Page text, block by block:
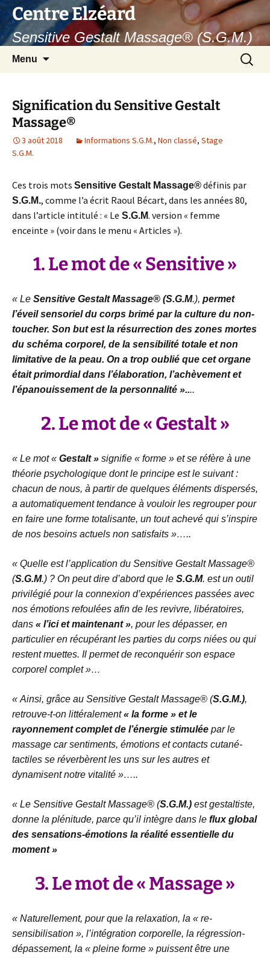
Aller
contenu
Centre Elzéard
Sensitive Gestalt Massage® (S.G.M.)
Menu
Signification du Sensitive Gestalt
Massage®
3 août 2018 Informations S.G.M., Non classé, Stage
S.G.M.
Ces trois mots Sensitive Gestalt Massage®définis par
S.G.M., comme l’a écrit Raoul Bécart, dans les années 80,
dans l’article intitulé : « Le S.G.M. version « femme
enceinte » (voir dans le menu « Articles »).
1. Le mot de «Sensitive »
« Le Sensitive Gestalt Massage® (S.G.M.), permet
l’éveil sensoriel du corps brimé par la culture du non-
toucher. Son but est la résurrection des zones mortes
du schéma corporel, de la sensibilité totale et non
limitative de la peau. On a trop oublié que cet organe
était primordial dans l’élaboration, l’achèvement et
l’épanouissement de la personnalité »....
2. Le mot de «Gestalt »
« Le mot « Gestalt » signifie « forme » et se réfère à une
théorie psychologique dont le principe est le suivant :
chacun de nous, à partir de quelques éléments dispersés,
a automatiquement tendance à vouloir les regrouper pour
en faire une forme totalisante, un tout achevé qui s’inspire
de nos besoins actuels non satisfaits »…..
« Quelle est l’application du Sensitive Gestalt Massage®
(S.G.M.) ? On peut dire d’abord que le S.G.M. est un outil
privilégié pour la connexion d’expériences passées avec
nos émotions refoulées afin de les revivre, libératoires,
dans « l’ici et maintenant », pour les dépasser, en
particulier en récupérant les parties du corps niées ou qui
restent muettes. Il permet de reconquérir son espace
corporel complet »…
« Ainsi, grâce au Sensitive Gestalt Massage® (S.G.M.),
retrouve-t-on littéralement« la forme » et le
rayonnement complet de l’énergie stimulée par le
massage car sentiments, émotions et contacts cutané-
tactiles se réverbèrent les uns sur les autres et
dynamisent notre vitalité »…..
« Le Sensitive Gestalt Massage® (S.G.M.) est gestaltiste,
donne la plénitude, parce qu’il intègre dans le flux global
des sensations-émotions la réalité essentielle du
moment »
3. Le mot de «Massage »
« Naturellement, pour que la relaxation, la « re-
sensibilisation », l’intégration corporelle, la régression-
dépassement, la « pleine forme » puissent être une